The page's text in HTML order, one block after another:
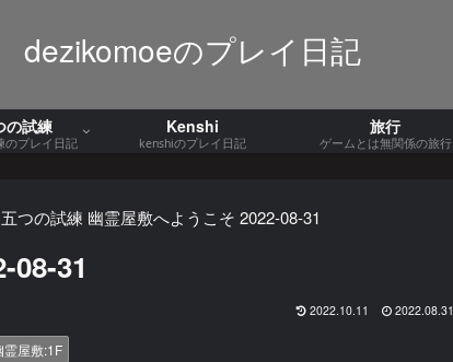
dezikomoeのプレイ日記
の試練
のプレイ日記
Kenshi
kenshiのプレイ日記
旅行
ゲームとは無関係の旅行
五つの試練 幽霊屋敷へようこそ 2022-08-31
08-31
2022.10.11 2022.08.31
霊屋敷:1F